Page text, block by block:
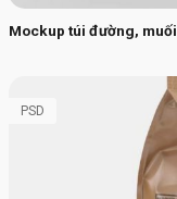
Mockup túi đường, muối
PSD